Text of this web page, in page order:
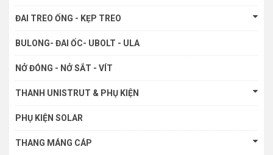
ĐAI TREO ỐNG - KẸP TREO
BULONG- ĐAI ỐC- UBOLT - ULA
NỞ ĐÓNG - NỞ SẮT - VÍT
THANH UNISTRUT & PHỤ KIỆN
PHỤ KIỆN SOLAR
THANG MÁNG CÁP